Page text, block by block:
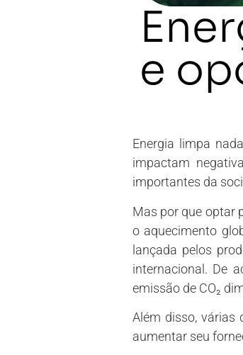
e
Energia limpa
impactam
importantes da
Mas por que optar
o aquecimento
lançada pelos
internacional. De
emissão de CO₂
Além disso, várias
aumentar seu